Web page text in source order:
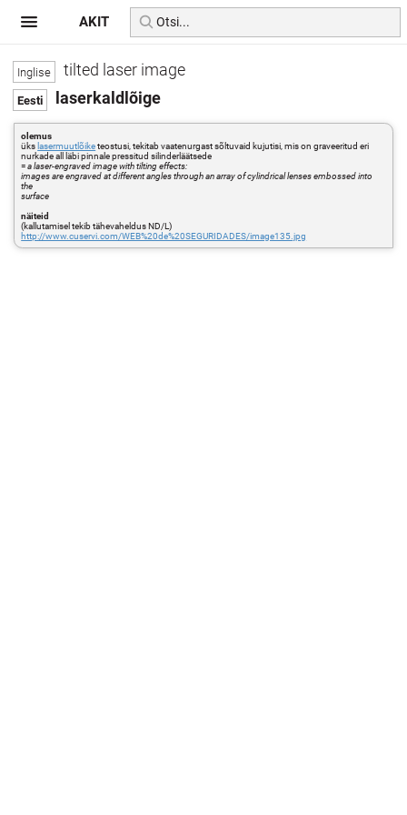
tilted laser image
laserkaldlõige
olemus
üks lasermuutlõiketeostusi, tekitab vaatenurgast sõltuvaid kujutisi, mis on graveeritud eri
nurkade all läbi pinnale pressitud silinderläätsede
=a laser-engraved image with tilting effects:
images are engraved at different angles through an array of cylindrical lenses embossed into
the
surface
näiteid
(kallutamisel tekib tähevaheldus ND/L)
http://www.cuservi.com/WEB%20de%20SEGURIDADES/image135.jpg
AKIT